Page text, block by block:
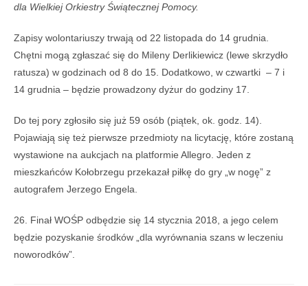
dla Wielkiej Orkiestry Świątecznej Pomocy.
Zapisy wolontariuszy trwają od 22 listopada do 14 grudnia.
Chętni mogą zgłaszać się do Mileny Derlikiewicz (lewe skrzydło
ratusza) w godzinach od 8 do 15. Dodatkowo, w czwartki – 7 i
14 grudnia – będzie prowadzony dyżur do godziny 17.
Do tej pory zgłosiło się już 59 osób (piątek, ok. godz. 14).
Pojawiają się też pierwsze przedmioty na licytację, które zostaną
wystawione na aukcjach na platformie Allegro. Jeden z
mieszkańców Kołobrzegu przekazał piłkę do gry „w nogę” z
autografem Jerzego Engela.
26. Finał WOŚP odbędzie się 14 stycznia 2018, a jego celem
będzie pozyskanie środków „dla wyrównania szans w leczeniu
noworodków”.